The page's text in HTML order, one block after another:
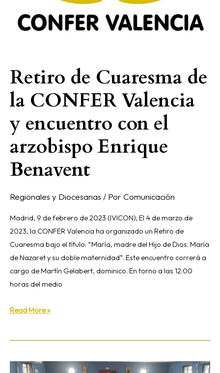
Retiro de Cuaresma de
la CONFER Valencia
y encuentro con el
arzobispo Enrique
Benavent
Regionales y Diocesanas / Por Comunicación
Madrid, 9 de febrero de 2023 (IVICON); El 4 de marzo de
2023, la CONFER Valencia ha organizado un Retiro de
Cuaresma bajo el título: “María, madre del Hijo de Dios. María
de Nazaret y su doble maternidad”. Este encuentro correrá a
cargo de Martín Gelabert, dominico. En torno a las 12:00
horas del medio
Enrique
Read More »
Asamblea